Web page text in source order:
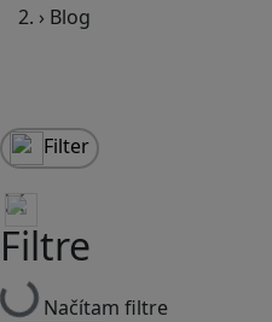
› Blog
Filter
Filtre
Načítam filtre